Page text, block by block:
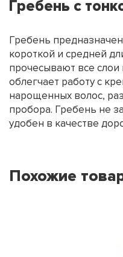
Гребень с
Гребень
короткой и средней
прочесывают все слои
облегчает работу с
нарощенных волос,
пробора. Гребень не
удобен в качестве
Похожие